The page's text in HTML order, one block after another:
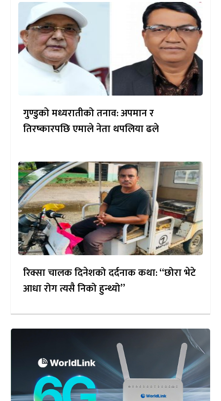
गुण्डुको मध्यरातीको तनाव: अपमान र
तिरष्कारपछि एमाले नेता थपलिया ढले
रिक्सा चालक दिनेशको दर्दनाक कथा: “छोरा भेटे
आधा रोग त्यसै निको हुन्थ्यो”